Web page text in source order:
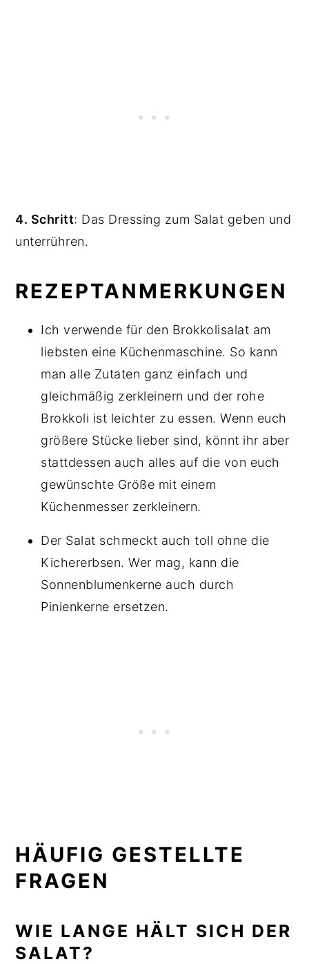
4. Schritt: Das Dressing zum Salat geben und
unterrühren.
REZEPTANMERKUNGEN
Ich verwende für den Brokkolisalat am
liebsten eine Küchenmaschine. So kann
man alle Zutaten ganz einfach und
gleichmäßig zerkleinern und der rohe
Brokkoli ist leichter zu essen. Wenn euch
größere Stücke lieber sind, könnt ihr aber
stattdessen auch alles auf die von euch
gewünschte Größe mit einem
Küchenmesser zerkleinern.
Der Salat schmeckt auch toll ohne die
Kichererbsen. Wer mag, kann die
Sonnenblumenkerne auch durch
Pinienkerne ersetzen.
HÄUFIG GESTELLTE
FRAGEN
WIE LANGE HÄLT SICH DER
SALAT?